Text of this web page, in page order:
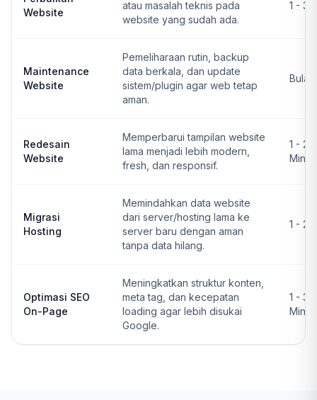
Website
atau masalah teknis pada
website yang sudah ada.
1 - 3
Maintenance
Website
Pemeliharaan rutin, backup
data berkala, dan update
sistem/plugin agar web tetap
aman.
Redesain
Website
Memperbarui tampilan website
lama menjadi lebih modern,
fresh, dan responsif.
1 - 2
Migrasi
Hosting
Memindahkan data website
dari server/hosting lama ke
server baru dengan aman
tanpa data hilang.
1 - 2
Optimasi SEO
On-Page
Meningkatkan struktur konten,
meta tag, dan kecepatan
loading agar lebih disukai
Google.
1 - 3